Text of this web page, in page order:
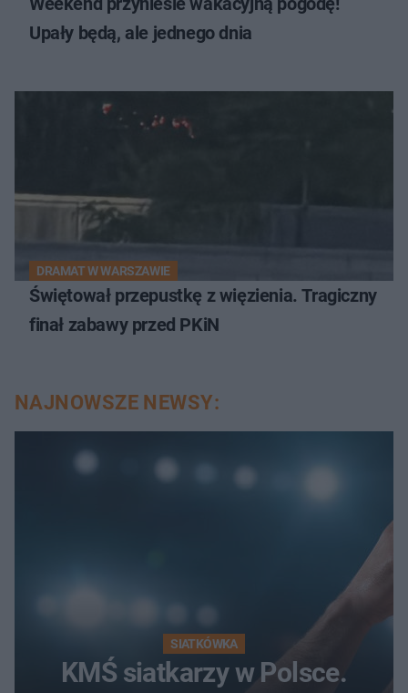
Upały będą, ale jednego dnia
DRAMAT W WARSZAWIE
Świętował przepustkę z więzienia. Tragiczny
finał zabawy przed PKiN
NAJNOWSZE NEWSY:
SIATKÓWKA
KMŚ siatkarzy w Polsce.